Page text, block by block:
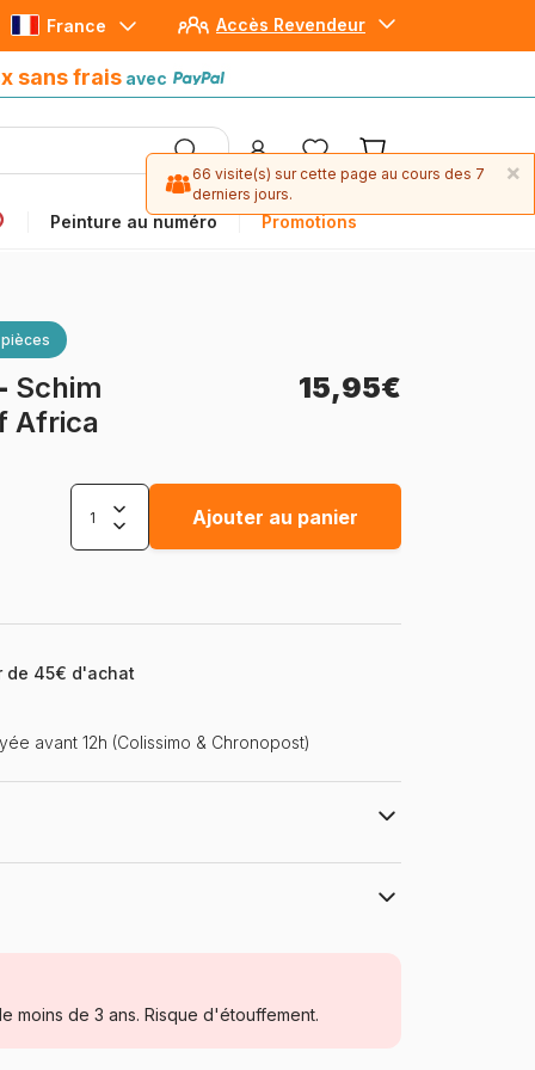
Accès Revendeur
France
sans frais avec
Peinture au numéro Promotions
avec Paypal
Schim
Africa
15,95€
Ajouter au panier
de 45€ d'achat
avant 12h (Colissimo & Chronopost)
Puzzle pour Adultes (500 à 48.000
moins de 3 ans. Risque d'étouffement.
×
66 visite(s) sur cette page au cours des 7
derniers jours.